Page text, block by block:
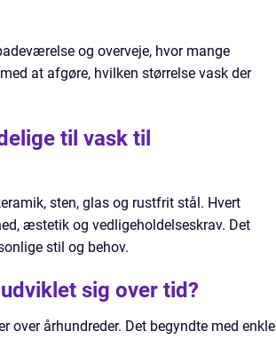
og overveje, hvor mange
at afgøre, hvilken størrelse vask der
til vask til
sten, glas og rustfrit stål. Hvert
æstetik og vedligeholdelseskrav. Det
stil og behov.
sig over tid?
århundreder. Det begyndte med enkle